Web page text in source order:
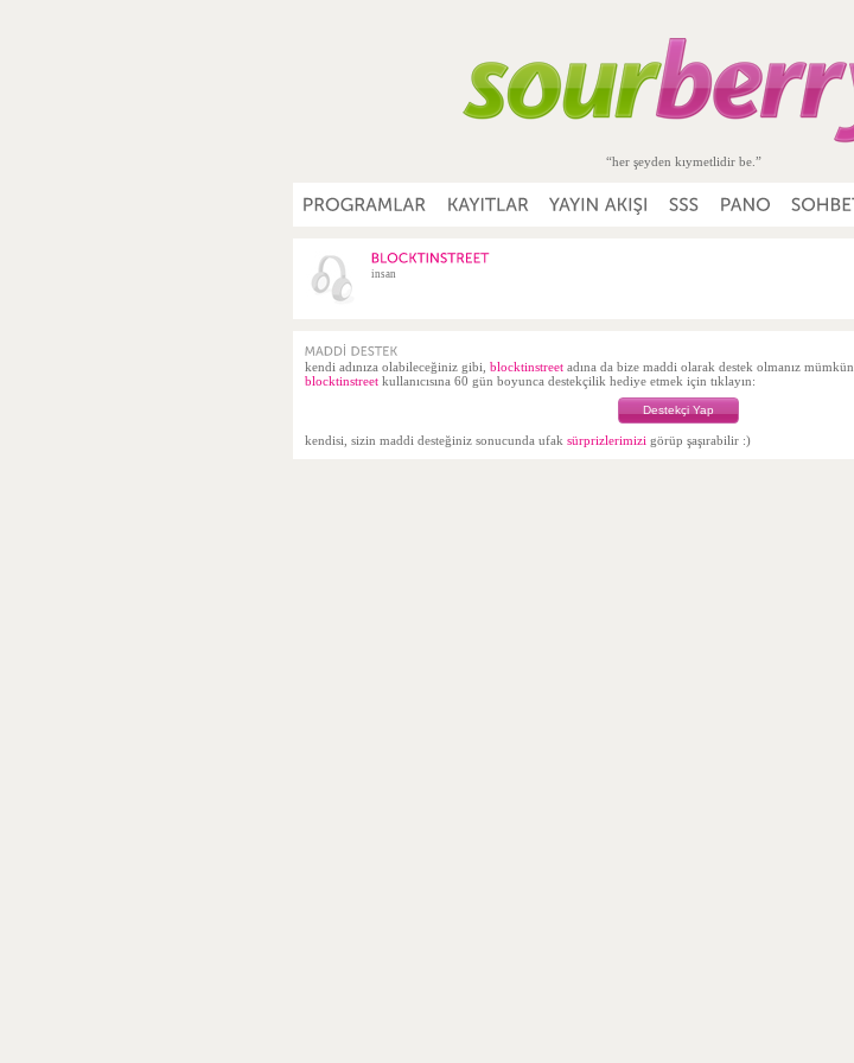
“her şeyden kıymetlidir be.”
insan
kendi adınıza olabileceğiniz gibi, blocktinstreet adına da bize maddi olarak destek olmanız mümkün.
blocktinstreet kullanıcısına 60 gün boyunca destekçilik hediye etmek için tıklayın:
Destekçi Yap
kendisi, sizin maddi desteğiniz sonucunda ufak sürprizlerimizi görüp şaşırabilir :)